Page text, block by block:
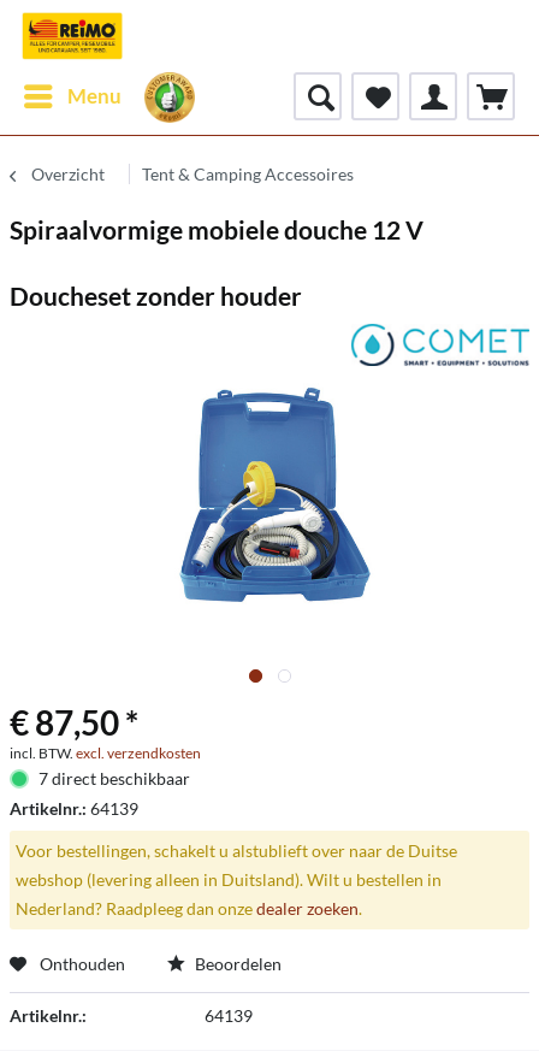
Menu
Overzicht Tent & Camping Accessoires
Spiraalvormige mobiele douche 12 V
Doucheset zonder houder
€ 87,50 *
incl. BTW. excl. verzendkosten
7 direct beschikbaar
Artikelnr.: 64139
Voor bestellingen, schakelt u alstublieft over naar de Duitse
webshop (levering alleen in Duitsland). Wilt u bestellen in
Nederland? Raadpleeg dan onzedealer zoeken.
Onthouden Beoordelen
Artikelnr.: 64139